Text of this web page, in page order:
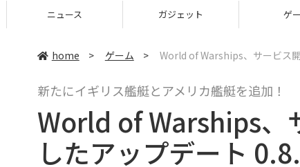
ニュース ガジェット ゲー
home > ゲーム > World of Warships、サービス
新たにイギリス艦艇とアメリカ艦艇を追加！
World of Warships、
したアップデート